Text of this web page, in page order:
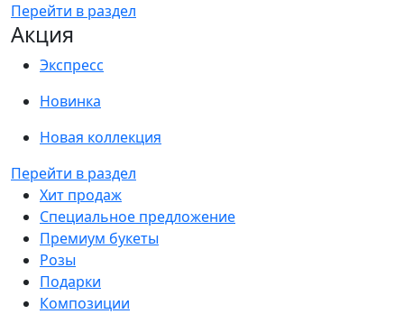
Перейти в раздел
Акция
Экспресс
Новинка
Новая коллекция
Перейти в раздел
Хит продаж
Специальное предложение
Премиум букеты
Розы
Подарки
Композиции